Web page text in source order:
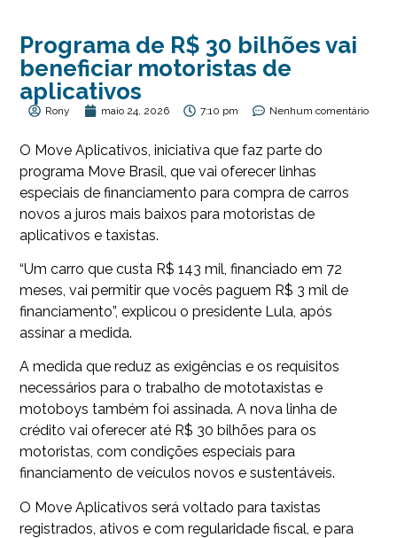
Programa de R$ 30 bilhões vai
beneficiar motoristas de
aplicativos
Rony maio 24, 2026 7:10 pm Nenhum comentário
O Move Aplicativos, iniciativa que faz parte do
programa Move Brasil, que vai oferecer linhas
especiais de financiamento para compra de carros
novos a juros mais baixos para motoristas de
aplicativos e taxistas.
“Um carro que custa R$ 143 mil, financiado em 72
meses, vai permitir que vocês paguem R$ 3 mil de
financiamento”, explicou o presidente Lula, após
assinar a medida.
A medida que reduz as exigências e os requisitos
necessários para o trabalho de mototaxistas e
motoboys também foi assinada. A nova linha de
crédito vai oferecer até R$ 30 bilhões para os
motoristas, com condições especiais para
financiamento de veículos novos e sustentáveis.
O Move Aplicativos será voltado para taxistas
registrados, ativos e com regularidade fiscal, e para